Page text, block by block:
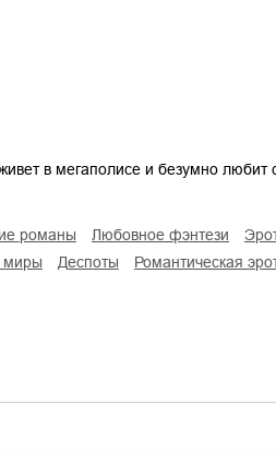
в мегаполисе и безумно
романы любовное фэнтези
миры деспоты романтическая